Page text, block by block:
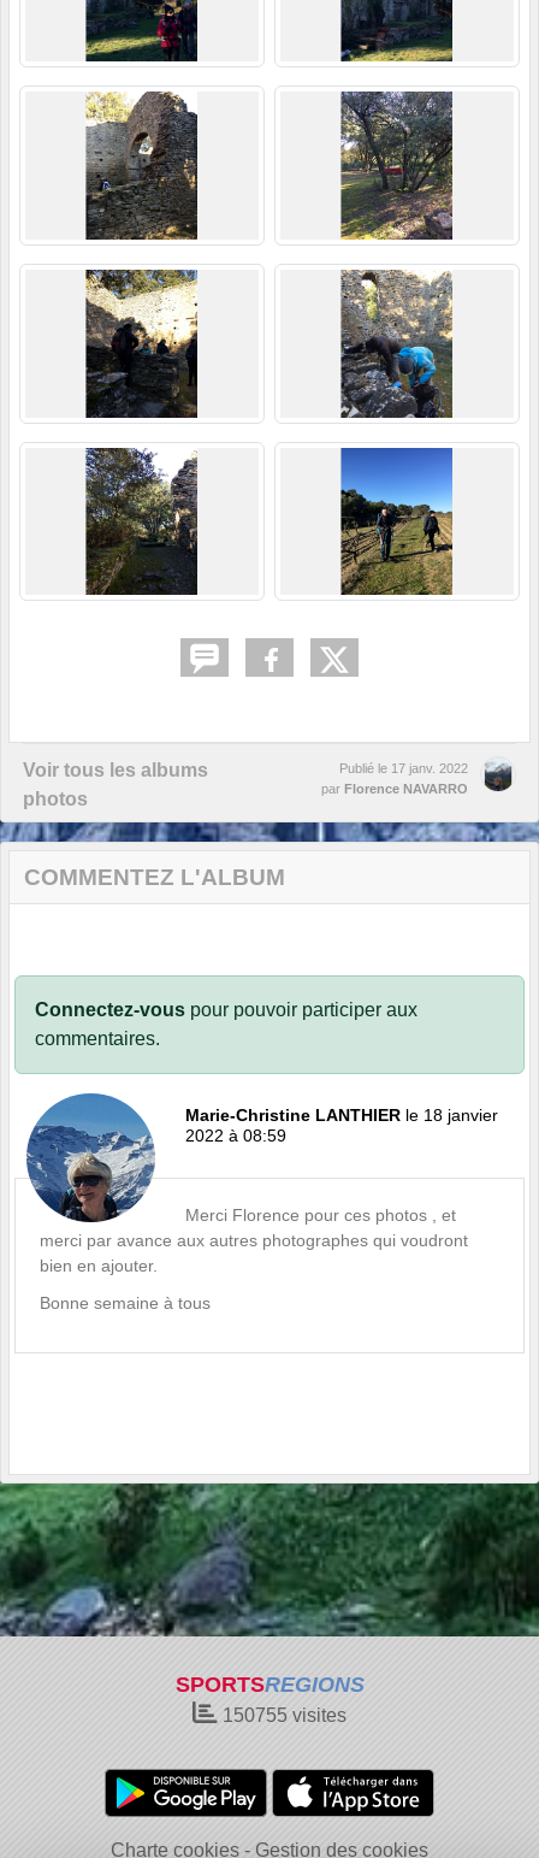
Voir tous les albums
photos
Publié le 17 janv. 2022
par Florence NAVARRO
COMMENTEZ L'ALBUM
Connectez-vous pour pouvoir participer aux
commentaires.
Marie-Christine LANTHIER le 18 janvier
2022 à 08:59
Merci Florence pour ces photos , et
merci par avance aux autres photographes qui voudront
bien en ajouter.
Bonne semaine à tous
SPORTSREGIONS
150755 visites
Charte cookies Gestion des cookies